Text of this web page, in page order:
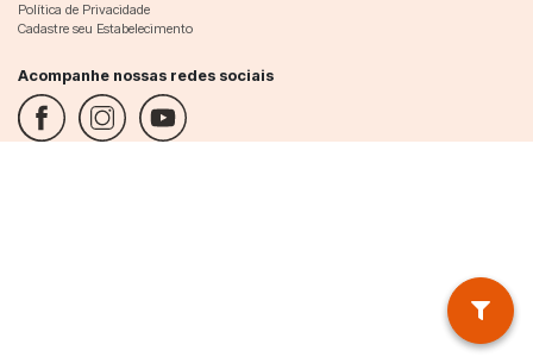
Política de Privacidade
Cadastre seu Estabelecimento
Acompanhe nossas redes sociais